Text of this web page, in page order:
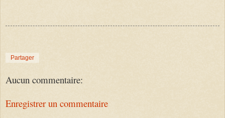
Partager
Aucun commentaire:
Enregistrer un commentaire